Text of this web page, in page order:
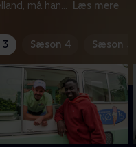
må han... Læs mere
3 Sæson 4 Sæson 5